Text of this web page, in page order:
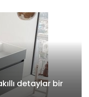
detaylar bir